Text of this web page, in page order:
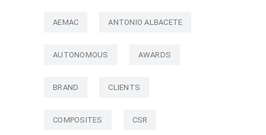
AEMAC ANTONIO ALBACETE
AUTONOMOUS AWARDS
BRAND CLIENTS
COMPOSITES CSR